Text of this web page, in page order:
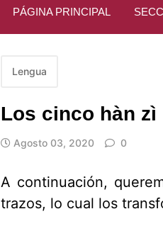
PÁGINA PRINCIPAL
Lengua
Los cinco hàn
Agosto 03, 2020 0
A continuación,
trazos, lo cual los